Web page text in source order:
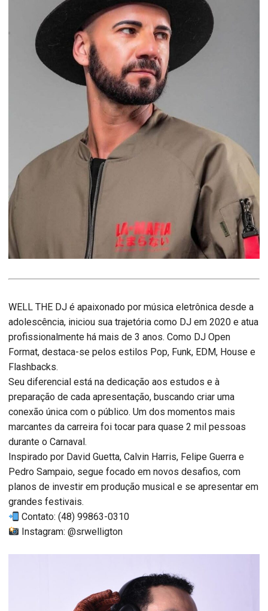
WELL THE DJ é apaixonado por música eletrônica desde a
adolescência, iniciou sua trajetória como DJ em 2020 e atua
profissionalmente há mais de 3 anos. Como DJ Open
Format, destaca-se pelos estilos Pop, Funk, EDM, House e
Flashbacks.
Seu diferencial está na dedicação aos estudos e à
preparação de cada apresentação, buscando criar uma
conexão única com o público. Um dos momentos mais
marcantes da carreira foi tocar para quase 2 mil pessoas
durante o Carnaval.
Inspirado por David Guetta, Calvin Harris, Felipe Guerra e
Pedro Sampaio, segue focado em novos desafios, com
planos de investir em produção musical e se apresentar em
grandes festivais.
Contato: (48) 99863-0310
Instagram: @srwelligton